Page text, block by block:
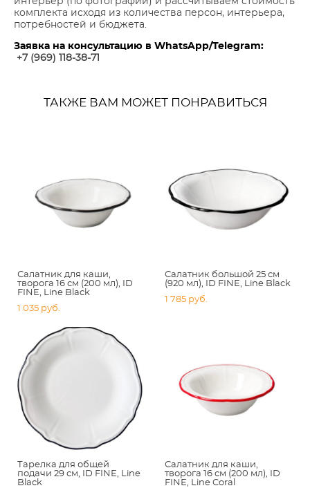
комплекта исходя из количества персон, интерьера,
потребностей и бюджета.
Заявка на консультацию в WhatsApp/Telegram:
+7 (969) 118-38-7
ТАКЖЕ ВАМ МОЖЕТ ПОНРАВИТЬСЯ
Салатник для каши,
творога 16 см (200 мл), ID
FINE, Line Black
1 035 pуб.
Салатник большой 25 см
(920 мл), ID FINE, Line Black
1 785 pуб.
Тарелка для общей
подачи 29 см, ID FINE, Line
Black
Салатник для каши,
творога 16 см (200 мл), ID
FINE, Line Coral